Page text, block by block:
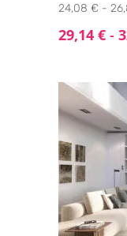
24,08 € -
29,14 € -